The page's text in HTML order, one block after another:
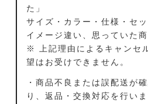
た」
サイズ・カラー・仕様・セ
イメージ違い、思っていた
※ 上記理由によるキャンセ
望はお受けできません。
・商品不良または誤配送が
り、返品・交換対応を行いま